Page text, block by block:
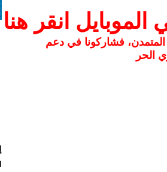
انقر هنا
المتمدن، فشاركونا في دعم
الحر